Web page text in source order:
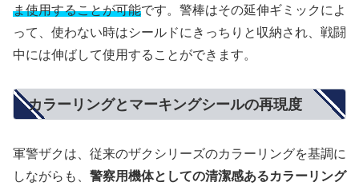
ま使用することが可能です。警棒はその延伸ギミックによ
って、使わない時はシールドにきっちりと収納され、戦闘
中には伸ばして使用することができます。
カラーリングとマーキングシールの再現度
軍警ザクは、従来のザクシリーズのカラーリングを基調に
しながらも、 警察用機体としての清潔感あるカラーリング